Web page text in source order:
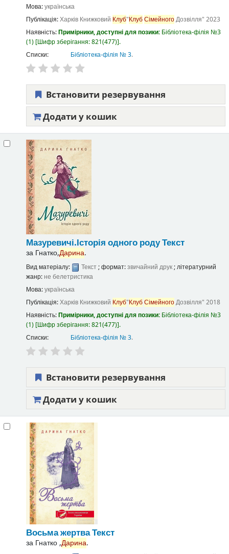
Мова:українська
Публікація:Харків Книжковий Клуб"КлубСімейногоДозвілля" 2023
Наявність:Примірники, доступні для позики: Бібліотека-філія №3
(1) Шифр зберігання:821(477) .
Списки:
Бібліотека-філія № 3.
Встановити резервування
Додати у кошик
Мазуревичі.Історія одного родуТекст
за Гнатко,Дарина.
Вид матеріалу: Текст; формат:звичайний друк; літературний
жанр: не белетристика
Мова:українська
Публікація:Харків Книжковий Клуб"КлубСімейногоДозвілля" 2018
Наявність:Примірники, доступні для позики: Бібліотека-філія №3
(1) Шифр зберігання:821(477) .
Списки:
Бібліотека-філія № 3.
Встановити резервування
Додати у кошик
Восьма жертваТекст
за Гнатко ,Дарина.